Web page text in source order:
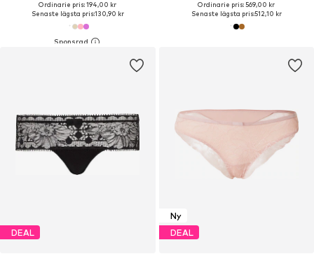
Ordinarie pris: 194,00 kr
Senaste lägsta pris:130,90 kr
Ordinarie pris: 569,00 kr
Senaste lägsta pris:512,10 kr
DEAL
Ny
DEAL